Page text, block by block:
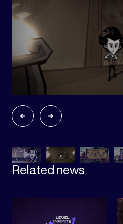
Related news